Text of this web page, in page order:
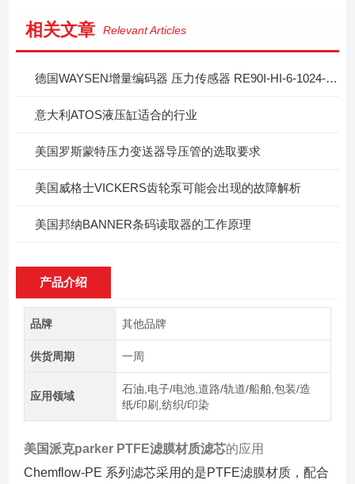
相关文章 Relevant Articles
德国WAYSEN增量编码器 压力传感器 RE90I-HI-6-1024-H-1M-R-116的简介
意大利ATOS液压缸适合的行业
美国罗斯蒙特压力变送器导压管的选取要求
美国威格士VICKERS齿轮泵可能会出现的故障解析
美国邦纳BANNER条码读取器的工作原理
产品介绍
品牌 其他品牌
供货周期 一周
应用领域
石油,电子/电池,道路/轨道/船舶,包装/造
纸/印刷,纺织/印染
美国派克parker PTFE滤膜材质滤芯的应用
Chemflow-PE 系列滤芯采用的是PTFE滤膜材质，配合